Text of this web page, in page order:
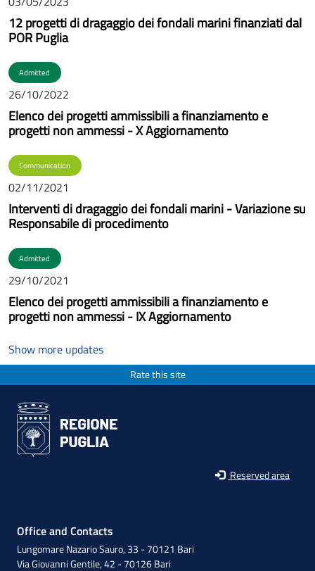
12 progetti di dragaggio dei fondali marini finanziati dal
POR Puglia
Admitted
26/10/2022
Elenco dei progetti ammissibili a finanziamento e
progetti non ammessi - X Aggiornamento
Communication
02/11/2021
Interventi di dragaggio dei fondali marini - Variazione su
Responsabile di procedimento
Admitted
29/10/2021
Elenco dei progetti ammissibili a finanziamento e
progetti non ammessi - IX Aggiornamento
Show more updates
Rate this site
Reserved area
Office and Contacts
Lungomare Nazario Sauro, 33 - 70121 Bari
Via Giovanni Gentile, 42 - 70126 Bari